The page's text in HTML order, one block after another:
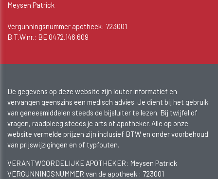
Meysen Patrick
Vergunningsnummer apotheek: 723001
B.T.W.nr.: BE 0472.146.609
De gegevens op deze website zijn louter informatief en
vervangen geenszins een medisch advies. Je dient bij het gebruik
van geneesmiddelen steeds de bijsluiter te lezen. Bij twijfel of
vragen, raadpleeg steeds je arts of apotheker. Alle op onze
website vermelde prijzen zijn inclusief BTW en onder voorbehoud
van prijswijzigingen en of typfouten.
VERANTWOORDELIJKE APOTHEKER: Meysen Patrick
VERGUNNINGSNUMMER van de apotheek : 723001